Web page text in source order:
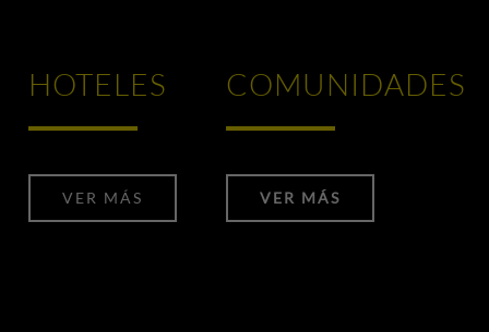
HOTELES
VER MÁS
COMUNIDADES
VER MÁS